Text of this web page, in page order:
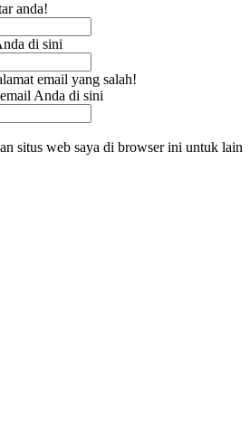
anda!
di sini
email yang salah!
Anda di sini
situs web saya di browser ini untuk lain